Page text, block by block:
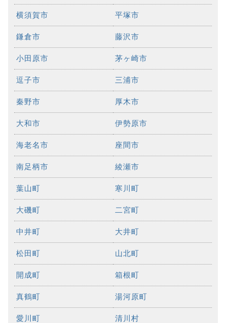
横須賀市 平塚市
鎌倉市 藤沢市
小田原市 茅ヶ崎市
逗子市 三浦市
秦野市 厚木市
大和市 伊勢原市
海老名市 座間市
南足柄市 綾瀬市
葉山町 寒川町
大磯町 二宮町
中井町 大井町
松田町 山北町
開成町 箱根町
真鶴町 湯河原町
愛川町 清川村